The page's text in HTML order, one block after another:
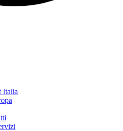
Italia